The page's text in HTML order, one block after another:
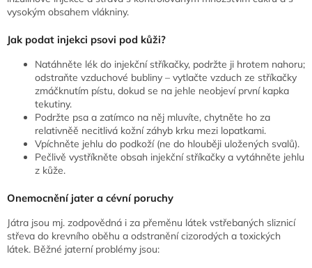
vysokým obsahem vlákniny.
Jak podat injekci psovi pod kůži?
Natáhněte lék do injekční stříkačky, podržte ji hrotem nahoru;
odstraňte vzduchové bubliny – vytlačte vzduch ze stříkačky
zmáčknutím pístu, dokud se na jehle neobjeví první kapka
tekutiny.
Podržte psa a zatímco na něj mluvíte, chytněte ho za
relativněě necitlivá kožní záhyb krku mezi lopatkami.
Vpíchněte jehlu do podkoží (ne do hlouběji uložených svalů).
Pečlivě vystříkněte obsah injekční stříkačky a vytáhněte jehlu
z kůže.
Onemocnění jater a cévní poruchy
Játra jsou mj. zodpovědná i za přeměnu látek vstřebaných sliznicí
střeva do krevního oběhu a odstranění cizorodých a toxických
látek. Běžné jaterní problémy jsou: